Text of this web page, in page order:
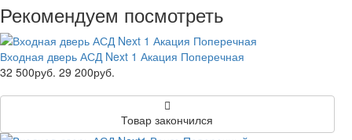
Рекомендуем посмотреть
Входная дверь АСД Next 1 Акация Поперечная
32 500руб. 29 200руб.
Товар закончился